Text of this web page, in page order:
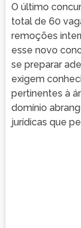
O último
total de 60
remoções
esse novo
se preparar
exigem
pertinentes à
domínio
jurídicas que